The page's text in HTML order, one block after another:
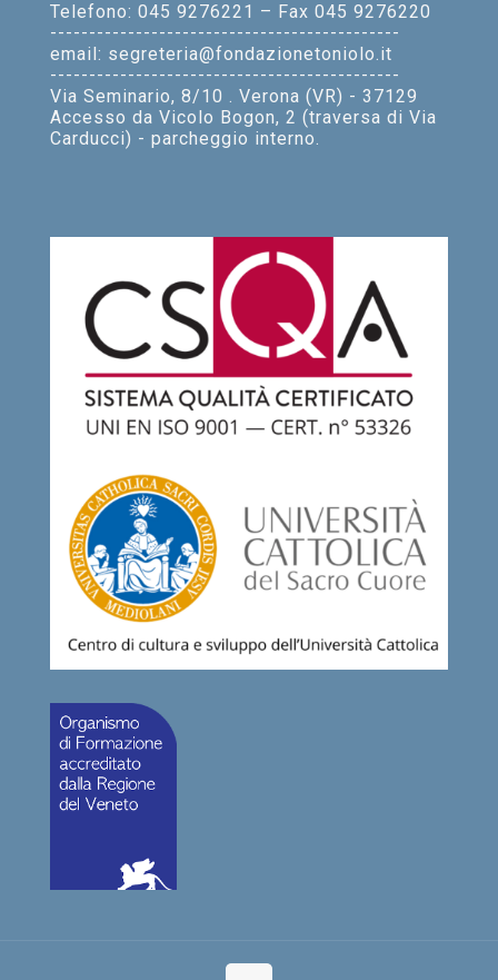
Telefono: 045 9276221 – Fax 045 9276220
---------------------------------------------
email: segreteria@fondazionetoniolo.it
---------------------------------------------
Via Seminario, 8/10 . Verona (VR) - 37129
Accesso da Vicolo Bogon, 2 (traversa di Via
Carducci) - parcheggio interno.